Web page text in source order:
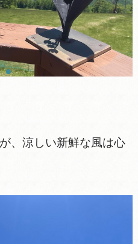
、涼しい新鮮な風は心